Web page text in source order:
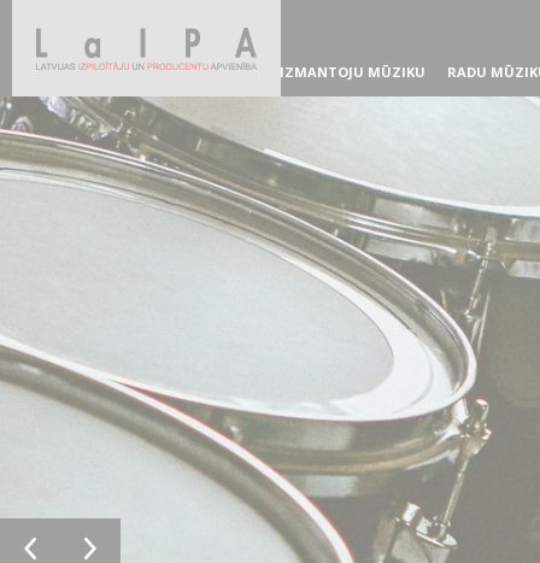
IZMANTOJU MŪZIKU RADU